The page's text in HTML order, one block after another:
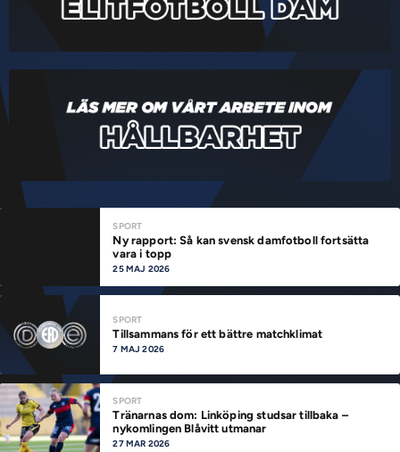
SPORT
Ny rapport: Så kan svensk damfotboll fortsätta
vara i topp
25 MAJ 2026
SPORT
Tillsammans för ett bättre matchklimat
7 MAJ 2026
SPORT
Tränarnas dom: Linköping studsar tillbaka –
nykomlingen Blåvitt utmanar
27 MAR 2026